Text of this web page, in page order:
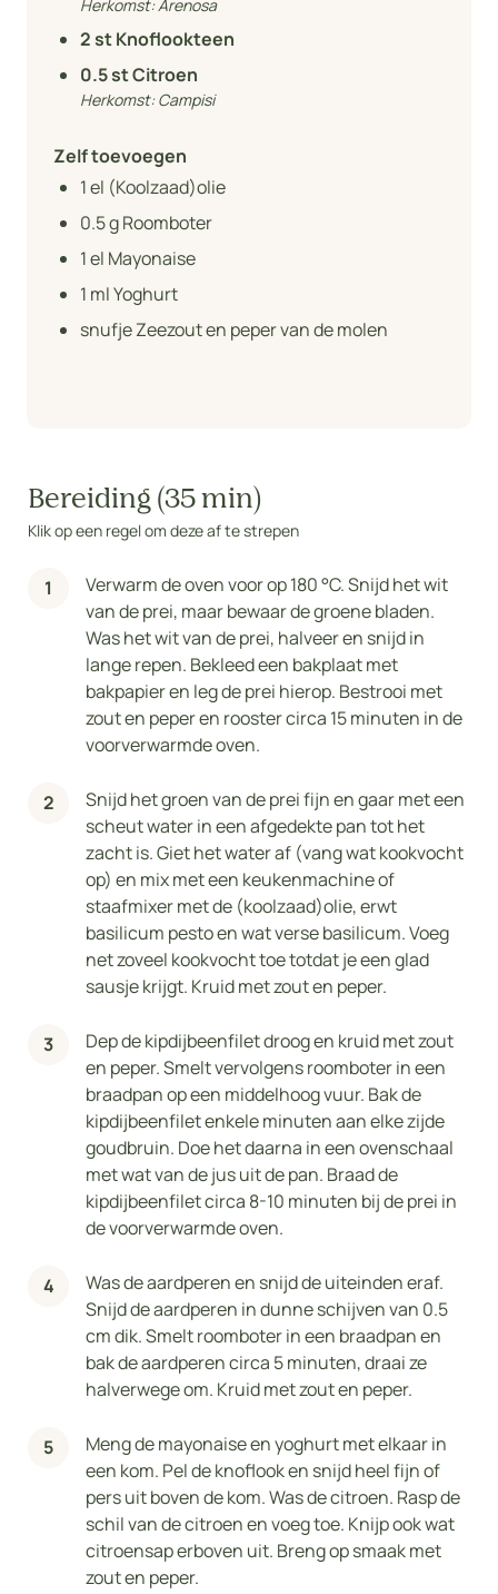
Herkomst:Arenosa
2st Knoflookteen
0.5st Citroen
Herkomst:Campisi
Zelf toevoegen
1el (Koolzaad)olie
0.5g Roomboter
1el Mayonaise
1 ml Yoghurt
snufje Zeezout en peper van de molen
Bereiding (35 min)
Klik op een regel om deze af te strepen
Verwarm de oven voor op 180 °C. Snijd het wit
van de prei, maar bewaar de groene bladen.
Was het wit van de prei, halveer en snijd in
lange repen. Bekleed een bakplaat met
bakpapier en leg de prei hierop. Bestrooi met
zout en peper en rooster circa 15 minuten in de
voorverwarmde oven.
Snijd het groen van de prei fijn en gaar met een
scheut water in een afgedekte pan tot het
zacht is. Giet het water af (vang wat kookvocht
op) en mix met een keukenmachine of
staafmixer met de (koolzaad)olie, erwt
basilicum pesto en wat verse basilicum. Voeg
net zoveel kookvocht toe totdat je een glad
sausje krijgt. Kruid met zout en peper.
Dep de kipdijbeenfilet droog en kruid met zout
en peper. Smelt vervolgens roomboter in een
braadpan op een middelhoog vuur. Bak de
kipdijbeenfilet enkele minuten aan elke zijde
goudbruin. Doe het daarna in een ovenschaal
met wat van de jus uit de pan. Braad de
kipdijbeenfilet circa 8-10 minuten bij de prei in
de voorverwarmde oven.
Was de aardperen en snijd de uiteinden eraf.
Snijd de aardperen in dunne schijven van 0.5
cm dik. Smelt roomboter in een braadpan en
bak de aardperen circa 5 minuten, draai ze
halverwege om. Kruid met zout en peper.
Meng de mayonaise en yoghurt met elkaar in
een kom. Pel de knoflook en snijd heel fijn of
pers uit boven de kom. Was de citroen. Rasp de
schil van de citroen en voeg toe. Knijp ook wat
citroensap erboven uit. Breng op smaak met
zout en peper.